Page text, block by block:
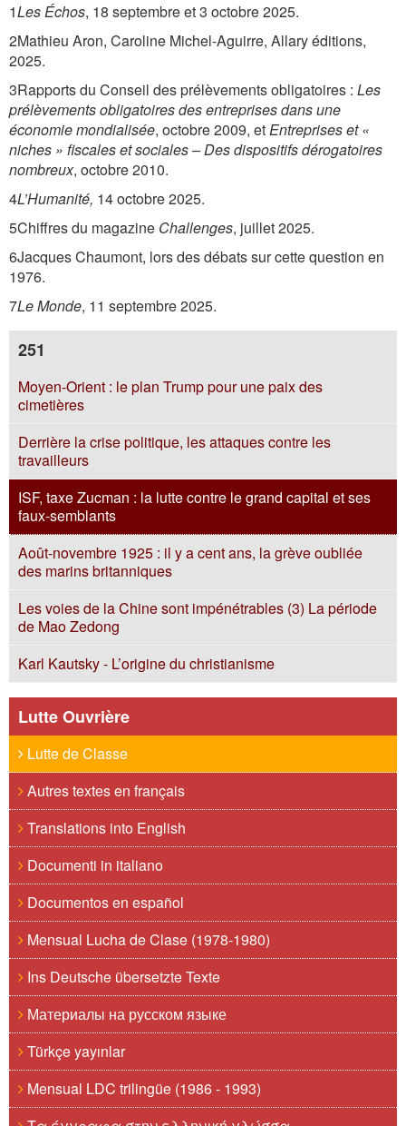
1Les Échos, 18 septembre et 3 octobre 2025.
2Mathieu Aron, Caroline Michel-Aguirre, Allary éditions,
2025.
3Rapports du Conseil des prélèvements obligatoires : Les
prélèvements obligatoires des entreprises dans une
économie mondialisée, octobre 2009, etEntreprises et «
niches » fiscales et sociales – Des dispositifs dérogatoires
nombreux, octobre 2010.
4L’Humanité, 14 octobre 2025.
5Chiffres du magazine Challenges, juillet 2025.
6Jacques Chaumont, lors des débats sur cette question en
1976.
7Le Monde, 11 septembre 2025.
251
Moyen-Orient : le plan Trump pour une paix des
cimetières
Derrière la crise politique, les attaques contre les
travailleurs
ISF, taxe Zucman : la lutte contre le grand capital et ses
faux-semblants
Août-novembre 1925 : il y a cent ans, la grève oubliée
des marins britanniques
Les voies de la Chine sont impénétrables (3) La période
de Mao Zedong
Karl Kautsky - L’origine du christianisme
Lutte Ouvrière
Lutte de Classe
Autres textes en français
Translations into English
Documenti in italiano
Documentos en español
Mensual Lucha de Clase (1978-1980)
Ins Deutsche übersetzte Texte
Материалы на русском языке
Türkçe yayınlar
Mensual LDC trilingüe (1986 - 1993)